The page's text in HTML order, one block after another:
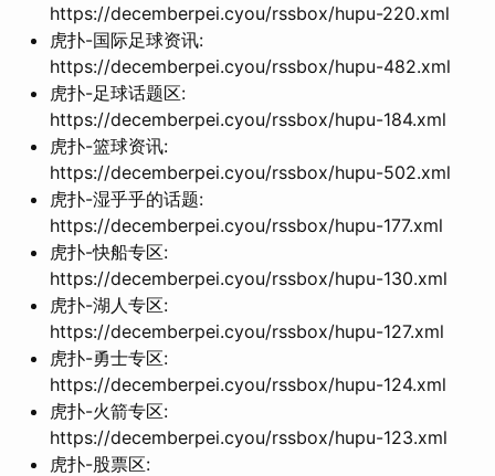
https://decemberpei.cyou/rssbox/hupu-220.xml
虎扑-国际足球资讯:
https://decemberpei.cyou/rssbox/hupu-482.xml
虎扑-足球话题区:
https://decemberpei.cyou/rssbox/hupu-184.xml
虎扑-篮球资讯:
https://decemberpei.cyou/rssbox/hupu-502.xml
虎扑-湿乎乎的话题:
https://decemberpei.cyou/rssbox/hupu-177.xml
虎扑-快船专区:
https://decemberpei.cyou/rssbox/hupu-130.xml
虎扑-湖人专区:
https://decemberpei.cyou/rssbox/hupu-127.xml
虎扑-勇士专区:
https://decemberpei.cyou/rssbox/hupu-124.xml
虎扑-火箭专区:
https://decemberpei.cyou/rssbox/hupu-123.xml
虎扑-股票区: